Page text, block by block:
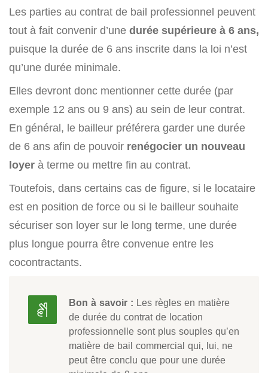
Les parties au contrat de bail professionnel peuvent
tout à fait convenir d’une durée supérieure à 6 ans,
puisque la durée de 6 ans inscrite dans la loi n’est
qu’une durée minimale.
Elles devront donc mentionner cette durée (par
exemple 12 ans ou 9 ans) au sein de leur contrat.
En général, le bailleur préférera garder une durée
de 6 ans afin de pouvoir renégocier un nouveau
loyer à terme ou mettre fin au contrat.
Toutefois, dans certains cas de figure, si le locataire
est en position de force ou si le bailleur souhaite
sécuriser son loyer sur le long terme, une durée
plus longue pourra être convenue entre les
cocontractants.
Bon à savoir : Les règles en matière
de durée du contrat de location
professionnelle sont plus souples qu’en
matière de bail commercial qui, lui, ne
peut être conclu que pour une durée